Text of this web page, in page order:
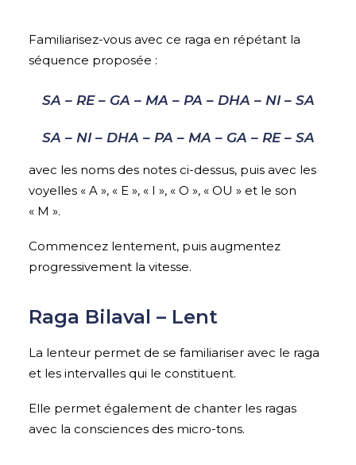
Familiarisez-vous avec ce raga en répétant la
séquence proposée :
SA – RE – GA – MA – PA – DHA – NI – SA
SA – NI – DHA – PA – MA – GA – RE – SA
avec les noms des notes ci-dessus, puis avec les
voyelles « A », « E », « I », « O », « OU » et le son
« M ».
Commencez lentement, puis augmentez
progressivement la vitesse.
Raga Bilaval – Lent
La lenteur permet de se familiariser avec le raga
et les intervalles qui le constituent.
Elle permet également de chanter les ragas
avec la consciences des micro-tons.